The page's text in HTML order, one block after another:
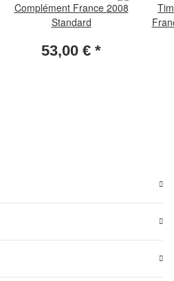
Complément France 2008
Standard
53,00 € *